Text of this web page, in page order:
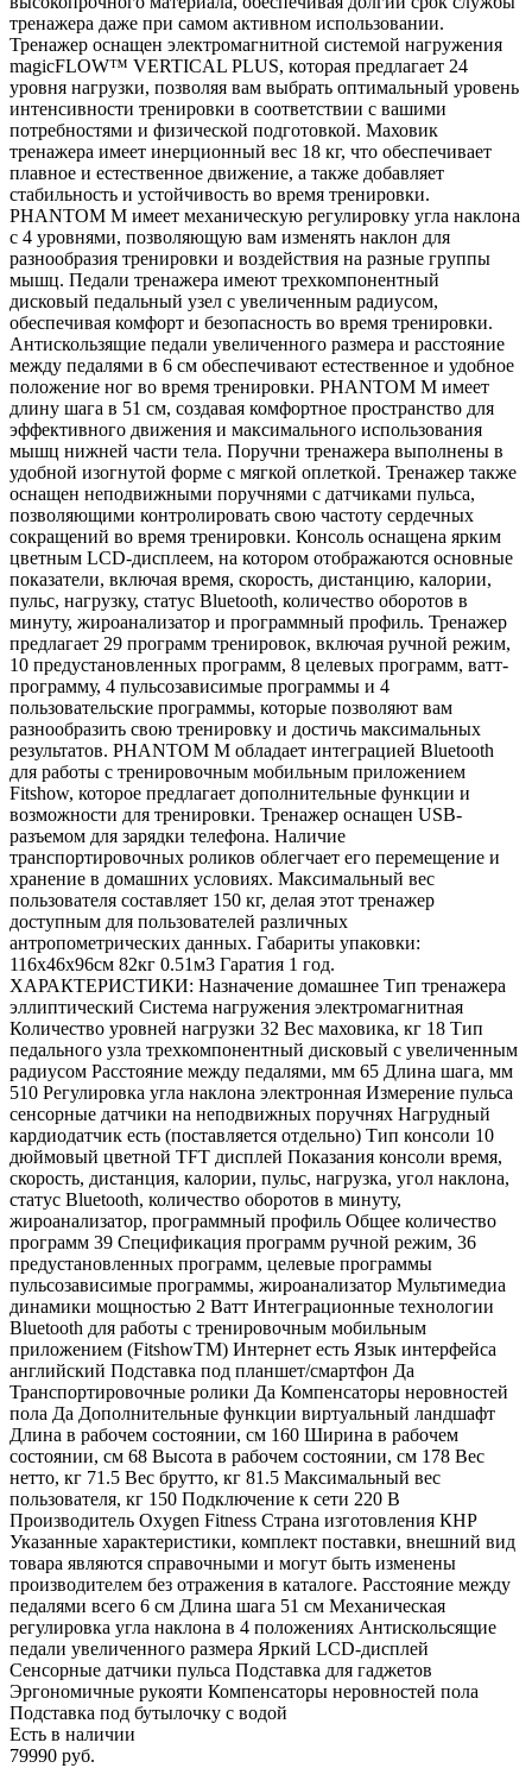
тренажера даже при самом активном использовании.
Тренажер оснащен электромагнитной системой нагружения
magicFLOW™ VERTICAL PLUS, которая предлагает 24
уровня нагрузки, позволяя вам выбрать оптимальный уровень
интенсивности тренировки в соответствии с вашими
потребностями и физической подготовкой. Маховик
тренажера имеет инерционный вес 18 кг, что обеспечивает
плавное и естественное движение, а также добавляет
стабильность и устойчивость во время тренировки.
PHANTOM M имеет механическую регулировку угла наклона
с 4 уровнями, позволяющую вам изменять наклон для
разнообразия тренировки и воздействия на разные группы
мышц. Педали тренажера имеют трехкомпонентный
дисковый педальный узел с увеличенным радиусом,
обеспечивая комфорт и безопасность во время тренировки.
Антискользящие педали увеличенного размера и расстояние
между педалями в 6 см обеспечивают естественное и удобное
положение ног во время тренировки. PHANTOM M имеет
длину шага в 51 см, создавая комфортное пространство для
эффективного движения и максимального использования
мышц нижней части тела. Поручни тренажера выполнены в
удобной изогнутой форме с мягкой оплеткой. Тренажер также
оснащен неподвижными поручнями с датчиками пульса,
позволяющими контролировать свою частоту сердечных
сокращений во время тренировки. Консоль оснащена ярким
цветным LCD-дисплеем, на котором отображаются основные
показатели, включая время, скорость, дистанцию, калории,
пульс, нагрузку, статус Bluetooth, количество оборотов в
минуту, жироанализатор и программный профиль. Тренажер
предлагает 29 программ тренировок, включая ручной режим,
10 предустановленных программ, 8 целевых программ, ватт-
программу, 4 пульсозависимые программы и 4
пользовательские программы, которые позволяют вам
разнообразить свою тренировку и достичь максимальных
результатов. PHANTOM M обладает интеграцией Bluetooth
для работы с тренировочным мобильным приложением
Fitshow, которое предлагает дополнительные функции и
возможности для тренировки. Тренажер оснащен USB-
разъемом для зарядки телефона. Наличие
транспортировочных роликов облегчает его перемещение и
хранение в домашних условиях. Максимальный вес
пользователя составляет 150 кг, делая этот тренажер
доступным для пользователей различных
антропометрических данных. Габариты упаковки:
116х46х96см 82кг 0.51м3 Гаратия 1 год.
ХАРАКТЕРИСТИКИ: Назначение домашнее Тип тренажера
эллиптический Система нагружения электромагнитная
Количество уровней нагрузки 32 Вес маховика, кг 18 Тип
педального узла трехкомпонентный дисковый с увеличенным
радиусом Расстояние между педалями, мм 65 Длина шага, мм
510 Регулировка угла наклона электронная Измерение пульса
сенсорные датчики на неподвижных поручнях Нагрудный
кардиодатчик есть (поставляется отдельно) Тип консоли 10
дюймовый цветной TFT дисплей Показания консоли время,
скорость, дистанция, калории, пульс, нагрузка, угол наклона,
статус Bluetooth, количество оборотов в минуту,
жироанализатор, программный профиль Общее количество
программ 39 Спецификация программ ручной режим, 36
предустановленных программ, целевые программы
пульсозависимые программы, жироанализатор Мультимедиа
динамики мощностью 2 Ватт Интеграционные технологии
Bluetooth для работы с тренировочным мобильным
приложением (FitshowTM) Интернет есть Язык интерфейса
английский Подставка под планшет/смартфон Да
Транспортировочные ролики Да Компенсаторы неровностей
пола Да Дополнительные функции виртуальный ландшафт
Длина в рабочем состоянии, см 160 Ширина в рабочем
состоянии, см 68 Высота в рабочем состоянии, см 178 Вес
нетто, кг 71.5 Вес брутто, кг 81.5 Максимальный вес
пользователя, кг 150 Подключение к сети 220 В
Производитель Oxygen Fitness Страна изготовления КНР
Указанные характеристики, комплект поставки, внешний вид
товара являются справочными и могут быть изменены
производителем без отражения в каталоге. Расстояние между
педалями всего 6 см Длина шага 51 см Механическая
регулировка угла наклона в 4 положениях Антискольсящие
педали увеличенного размера Яркий LCD-дисплей
Сенсорные датчики пульса Подставка для гаджетов
Эргономичные рукояти Компенсаторы неровностей пола
Подставка под бутылочку с водой
Есть в наличии
79990 руб.